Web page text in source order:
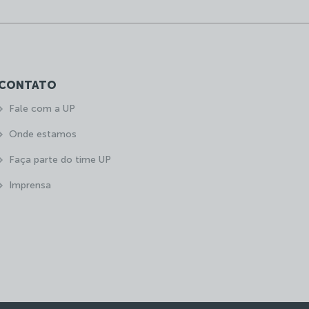
Fale com a UP
Onde estamos
Faça parte do time UP
Imprensa